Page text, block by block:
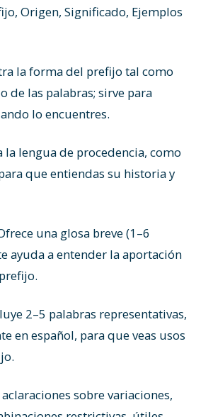
Origen, Significado, Ejemplos
la forma del prefijo tal como
de las palabras; sirve para
lo encuentres.
la lengua de procedencia, como
que entiendas su historia y
una glosa breve (1–6
ayuda a entender la aportación
2–5 palabras representativas,
en español, para que veas usos
sobre variaciones,